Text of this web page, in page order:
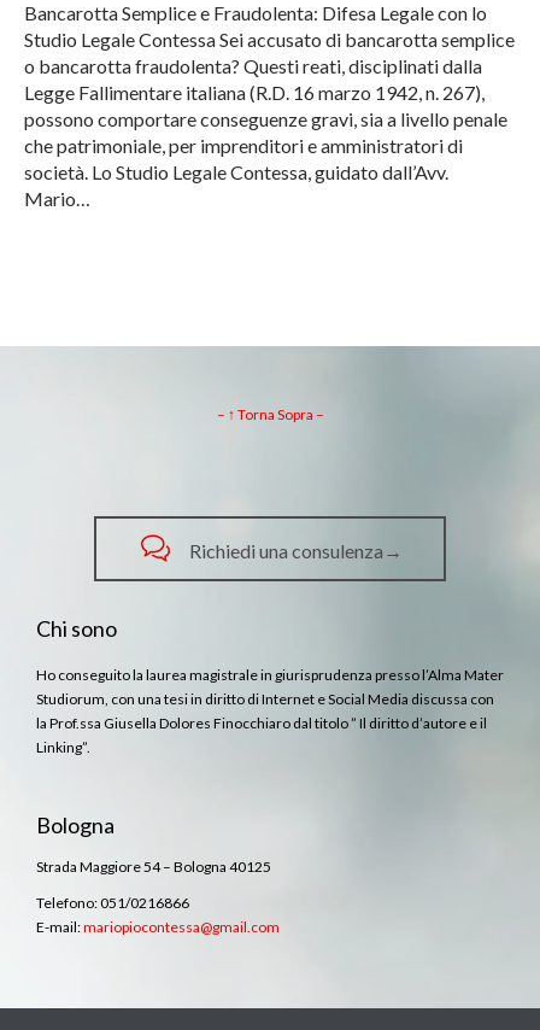
Bancarotta Semplice e Fraudolenta: Difesa Legale con lo
Studio Legale Contessa Sei accusato di bancarotta semplice
o bancarotta fraudolenta? Questi reati, disciplinati dalla
Legge Fallimentare italiana (R.D. 16 marzo 1942, n. 267),
possono comportare conseguenze gravi, sia a livello penale
che patrimoniale, per imprenditori e amministratori di
società. Lo Studio Legale Contessa, guidato dall’Avv.
Mario…
– ↑ Torna Sopra –
 Richiedi una consulenza→
Chi sono
Ho conseguito la laurea magistrale in giurisprudenza presso l’Alma Mater
Studiorum, con una tesi in diritto di Internet e Social Media discussa con
la Prof.ssa Giusella Dolores Finocchiaro dal titolo ” Il diritto d’autore e il
Linking”.
Bologna
Strada Maggiore 54 – Bologna 40125
Telefono: 051/0216866
E-mail:mariopiocontessa@gmail.com